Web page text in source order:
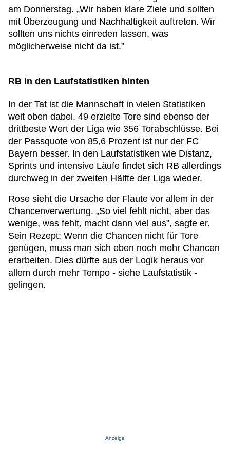
am Donnerstag. „Wir haben klare Ziele und sollten
mit Überzeugung und Nachhaltigkeit auftreten. Wir
sollten uns nichts einreden lassen, was
möglicherweise nicht da ist.”
RB in den Laufstatistiken hinten
In der Tat ist die Mannschaft in vielen Statistiken
weit oben dabei. 49 erzielte Tore sind ebenso der
drittbeste Wert der Liga wie 356 Torabschlüsse. Bei
der Passquote von 85,6 Prozent ist nur der FC
Bayern besser. In den Laufstatistiken wie Distanz,
Sprints und intensive Läufe findet sich RB allerdings
durchweg in der zweiten Hälfte der Liga wieder.
Rose sieht die Ursache der Flaute vor allem in der
Chancenverwertung. „So viel fehlt nicht, aber das
wenige, was fehlt, macht dann viel aus”, sagte er.
Sein Rezept: Wenn die Chancen nicht für Tore
genügen, muss man sich eben noch mehr Chancen
erarbeiten. Dies dürfte aus der Logik heraus vor
allem durch mehr Tempo - siehe Laufstatistik -
gelingen.
Anzeige